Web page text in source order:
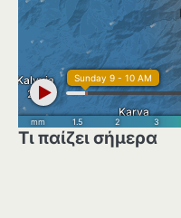
Τι παίζει σήμερα